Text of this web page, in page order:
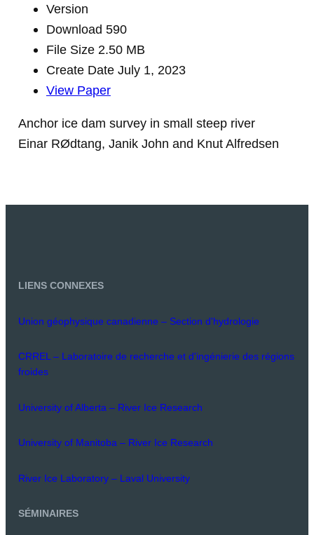
Version
Download 590
File Size 2.50 MB
Create Date July 1, 2023
View Paper
Anchor ice dam survey in small steep river
Einar RØdtang, Janik John and Knut Alfredsen
LIENS CONNEXES
Union géophysique canadienne – Section d'hydrologie
CRREL – Laboratoire de recherche et d'ingénierie des régions
froides
University of Alberta – River Ice Research
University of Manitoba – River Ice Research
River Ice Laboratory – Laval University
SÉMINAIRES